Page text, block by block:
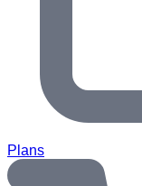
Plans